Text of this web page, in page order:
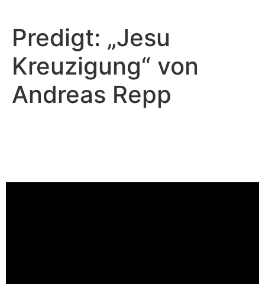
Predigt: „Jesu
Kreuzigung“ von
Andreas Repp
Video-Player